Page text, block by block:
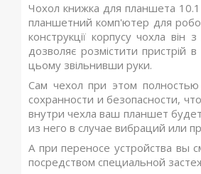
Чохол книжка для планшета 10.1
планшетний комп'ютер для
конструкції корпусу чохла
дозволяє розмістити
цьому звільнивши руки.
Сам чехол при этом
сохранности и безопасности,
внутри чехла ваш планшет
из него в случае вибраций или
А при переносе устройства вы
посредством специальной